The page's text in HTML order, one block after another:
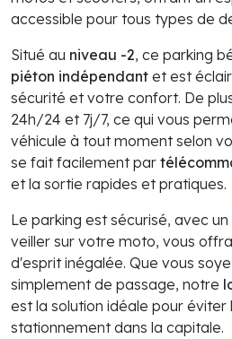
accessible pour tous types de
Situé au niveau -2, ce parking
piéton indépendant et est
sécurité et votre confort. De
24h/24 et 7j/7, ce qui vous
véhicule à tout moment selon
se fait facilement par
et la sortie rapides et pratiques.
Le parking est sécurisé, avec un
veiller sur votre moto, vous
d'esprit inégalée. Que vous
simplement de passage, notre
est la solution idéale pour éviter
stationnement dans la capitale.